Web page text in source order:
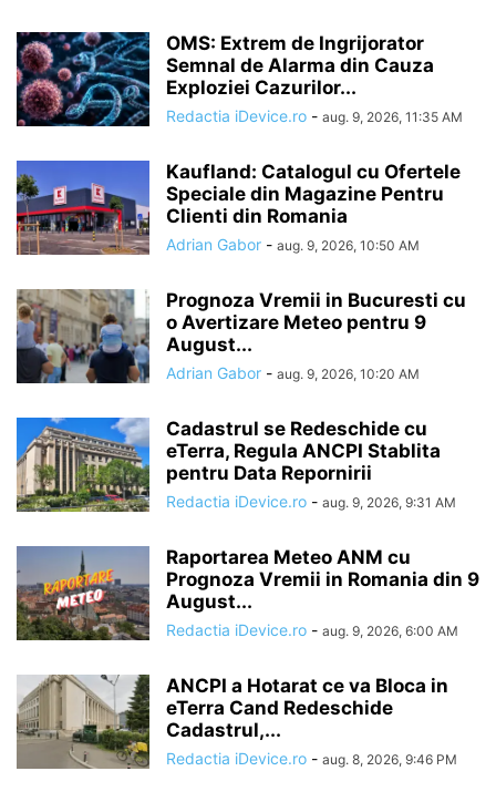
OMS: Extrem de Ingrijorator
Semnal de Alarma din Cauza
Exploziei Cazurilor...
Redactia iDevice.ro - aug. 9, 2026, 11:35 AM
Kaufland: Catalogul cu Ofertele
Speciale din Magazine Pentru
Clienti din Romania
Adrian Gabor - aug. 9, 2026, 10:50 AM
Prognoza Vremii in Bucuresti cu
o Avertizare Meteo pentru 9
August...
Adrian Gabor - aug. 9, 2026, 10:20 AM
Cadastrul se Redeschide cu
eTerra, Regula ANCPI Stablita
pentru Data Repornirii
Redactia iDevice.ro - aug. 9, 2026, 9:31 AM
Raportarea Meteo ANM cu
Prognoza Vremii in Romania din 9
August...
Redactia iDevice.ro - aug. 9, 2026, 6:00 AM
ANCPI a Hotarat ce va Bloca in
eTerra Cand Redeschide
Cadastrul,...
Redactia iDevice.ro - aug. 8, 2026, 9:46 PM